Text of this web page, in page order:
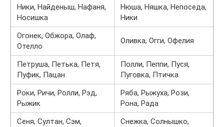
Ники, Найденыш, Нафаня,
Носишка
Нюша, Няшка, Непоседа,
Ники
Огонек, Обжора, Олаф,
Отелло
Оливка, Огги, Офелия
Петруша, Петька, Петя,
Пуфик, Пацан
Полли, Пеппи, Пуся,
Пуговка, Птичка
Роки, Ричи, Ролли, Рэд,
Рыжик
Ряба, Рыжуха, Рози,
Рона, Рада
Сеня, Султан, Сэм,
Снежка, Солнышко,